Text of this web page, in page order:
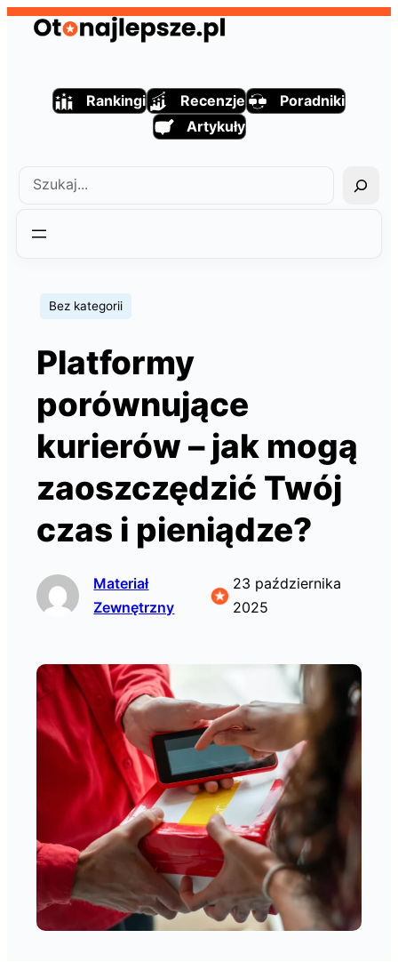
Przejdź
Rankingi Recenzje
Poradniki
Artykuły
Szukaj
Bez kategorii
Platformy
porównujące
kurierów – jak mogą
zaoszczędzić Twój
czas i pieniądze?
Materiał
Zewnętrzny
23 października
2025